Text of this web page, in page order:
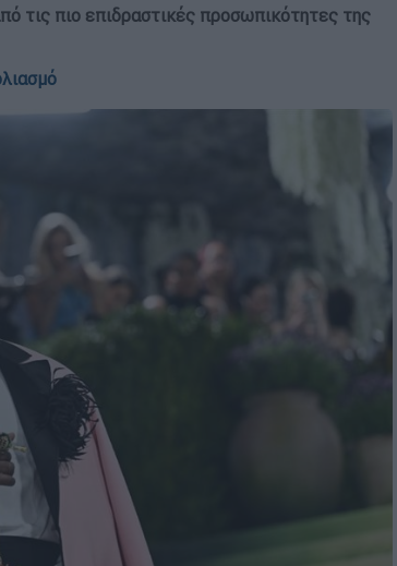
τις πιο επιδραστικές προσωπικότητες της